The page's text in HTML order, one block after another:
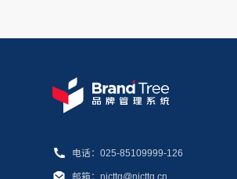
电话：025-85109999-126
邮箱：njcttq@njcttq.cn